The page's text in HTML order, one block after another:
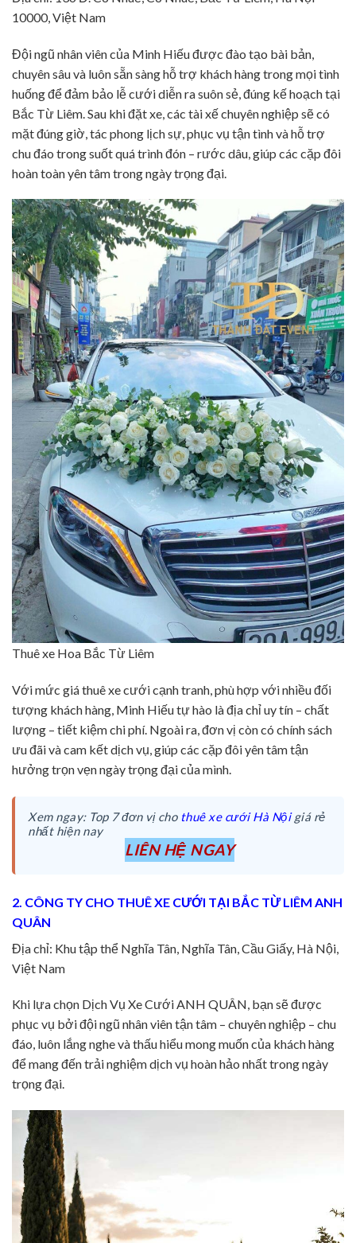
10000, Việt Nam
Đội ngũ nhân viên của Minh Hiếu được đào tạo bài bản,
chuyên sâu và luôn sẵn sàng hỗ trợ khách hàng trong mọi tình
huống để đảm bảo lễ cưới diễn ra suôn sẻ, đúng kế hoạch tại
Bắc Từ Liêm. Sau khi đặt xe, các tài xế chuyên nghiệp sẽ có
mặt đúng giờ, tác phong lịch sự, phục vụ tận tình và hỗ trợ
chu đáo trong suốt quá trình đón – rước dâu, giúp các cặp đôi
hoàn toàn yên tâm trong ngày trọng đại.
Thuê xe Hoa Bắc Từ Liêm
Với mức giá thuê xe cưới cạnh tranh, phù hợp với nhiều đối
tượng khách hàng, Minh Hiếu tự hào là địa chỉ uy tín – chất
lượng – tiết kiệm chi phí. Ngoài ra, đơn vị còn có chính sách
ưu đãi và cam kết dịch vụ, giúp các cặp đôi yên tâm tận
hưởng trọn vẹn ngày trọng đại của mình.
Xem ngay: Top 7 đơn vị cho thuê xe cưới Hà Nộigiá rẻ
nhất hiện nay
LIÊN HỆ NGAY
2. CÔNG TY CHO THUÊ XE CƯỚI TẠI BẮC TỪ LIÊM ANH
QUÂN
Địa chỉ: Khu tập thể Nghĩa Tân, Nghĩa Tân, Cầu Giấy, Hà Nội,
Việt Nam
Khi lựa chọn Dịch Vụ Xe Cưới ANH QUÂN, bạn sẽ được
phục vụ bởi đội ngũ nhân viên tận tâm – chuyên nghiệp – chu
đáo, luôn lắng nghe và thấu hiểu mong muốn của khách hàng
để mang đến trải nghiệm dịch vụ hoàn hảo nhất trong ngày
trọng đại.